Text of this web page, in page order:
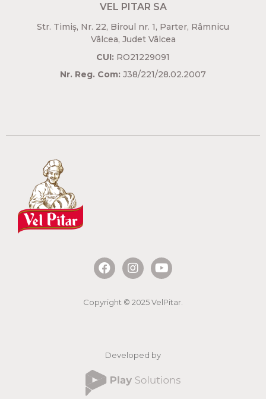
Copyright © 2025 VelPitar.
Developed by
VEL PITAR SA
Str. Timiș, Nr. 22, Biroul nr. 1, Parter, Râmnicu
Vâlcea, Judet Vâlcea​
CUI: RO21229091
Nr. Reg. Com: J38/221/28.02.2007